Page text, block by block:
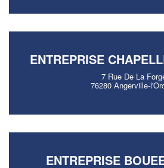
ENTREPRISE
7 Rue De La
76280 Angerville-
ENTREPRISE